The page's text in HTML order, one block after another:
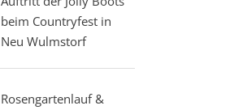
beim Countryfest in
Neu Wulmstorf
Rosengartenlauf &